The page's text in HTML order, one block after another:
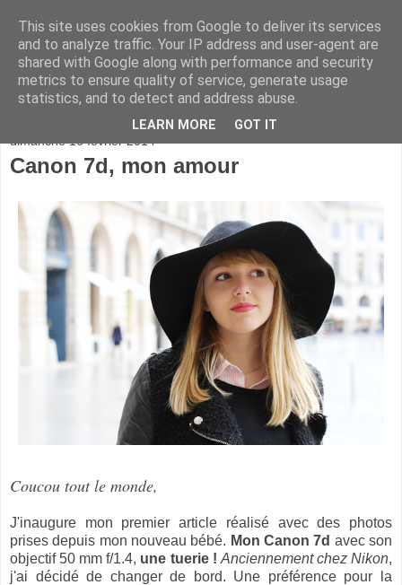
dimanche 16 février 2014
Canon 7d, mon amour
Coucou tout le monde,
J'inaugure mon premier article réalisé avec des photos
prises depuis mon nouveau bébé. Mon Canon 7d avec son
objectif 50 mm f/1.4, une tuerie ! Anciennement chez Nikon,
j'ai décidé de changer de bord. Une préférence pour la
This site uses cookies from Google to deliver its services
and to analyze traffic. Your IP address and user-agent are
shared with Google along with performance and security
metrics to ensure quality of service, generate usage
statistics, and to detect and address abuse.
LEARN MORE GOT IT